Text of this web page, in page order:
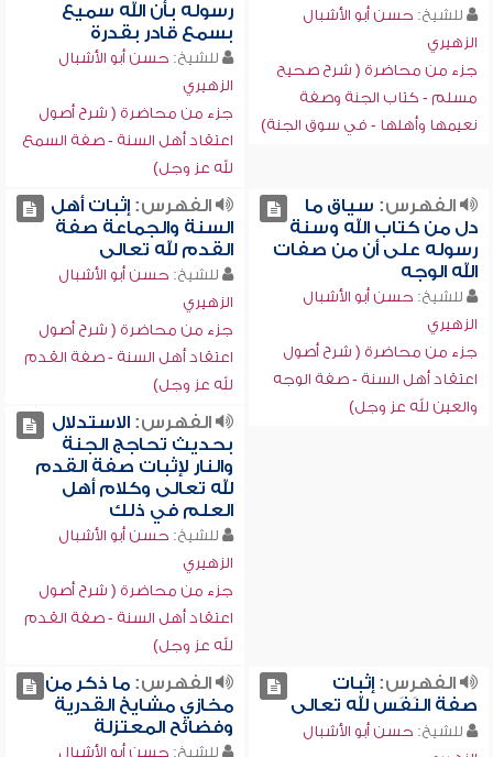
للشيخ: حسن أبو الأشبال
الزهيري
جزء من محاضرة ( شرح صحيح
مسلم - كتاب الجنة وصفة
نعيمها وأهلها - في سوق الجنة)
رسوله بأن الله سميع
بسمع قادر بقدرة
للشيخ: حسن أبو الأشبال
الزهيري
جزء من محاضرة ( شرح أصول
اعتقاد أهل السنة - صفة السمع
لله عز وجل)
الفهرس: سياق ما
دل من كتاب الله وسنة
رسوله على أن من صفات
الله الوجه
للشيخ: حسن أبو الأشبال
الزهيري
جزء من محاضرة ( شرح أصول
اعتقاد أهل السنة - صفة الوجه
والعين لله عز وجل)
الفهرس:إثبات أهل
السنة والجماعة صفة
القدم لله تعالى
للشيخ: حسن أبو الأشبال
الزهيري
جزء من محاضرة ( شرح أصول
اعتقاد أهل السنة - صفة القدم
لله عز وجل)
الفهرس:الاستدلال
بحديث تحاجج الجنة
والنار لإثبات صفة القدم
لله تعالى وكلام أهل
العلم في ذلك
للشيخ: حسن أبو الأشبال
الزهيري
جزء من محاضرة ( شرح أصول
اعتقاد أهل السنة - صفة القدم
لله عز وجل)
الفهرس:إثبات
صفة النَفَس لله تعالى
للشيخ: حسن أبو الأشبال
الفهرس:ما ذكر من
مخازي مشايخ القدرية
وفضائح المعتزلة
للشيخ: حسن أبو الأشبال